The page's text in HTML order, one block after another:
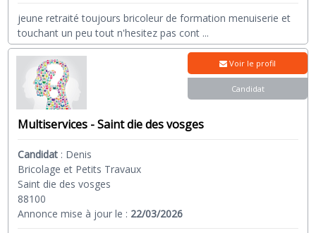
jeune retraité toujours bricoleur de formation menuiserie et
touchant un peu tout n'hesitez pas cont ...
Multiservices - Saint die des vosges
Candidat : Denis
Bricolage et Petits Travaux
Saint die des vosges
88100
Annonce mise à jour le : 22/03/2026
Voir le profil
Candidat